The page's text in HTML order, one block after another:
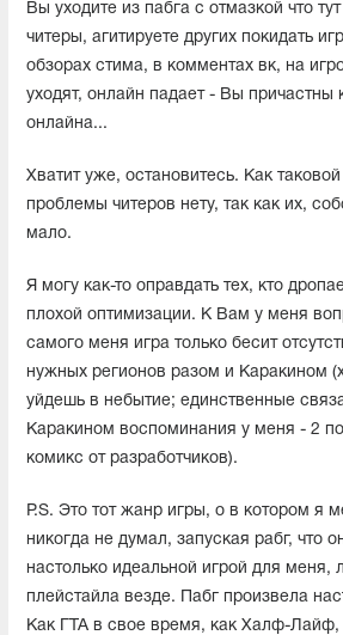
Вы уходите из пабга с отмазкой что
читеры, агитируете других покидать
обзорах стима, в комментах вк, на
уходят, онлайн падает - Вы
онлайна...
Хватит уже, остановитесь. Как
проблемы читеров нету, так как их,
мало.
Я могу как-то оправдать тех, кто
плохой оптимизации. К Вам у меня
самого меня игра только бесит
нужных регионов разом и Каракином
уйдешь в небытие; единственные
Каракином воспоминания у меня - 2
комикс от разработчиков).
P.S. Это тот жанр игры, о в котором я
никогда не думал, запуская рабг, что
настолько идеальной игрой для меня,
плейстайла везде. Пабг произвела
Как ГТА в свое время, как Халф-Лайф,